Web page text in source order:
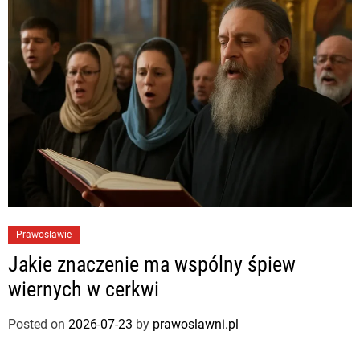
Prawosławie
Jakie znaczenie ma wspólny śpiew
wiernych w cerkwi
Posted on 2026-07-23 by prawoslawni.pl